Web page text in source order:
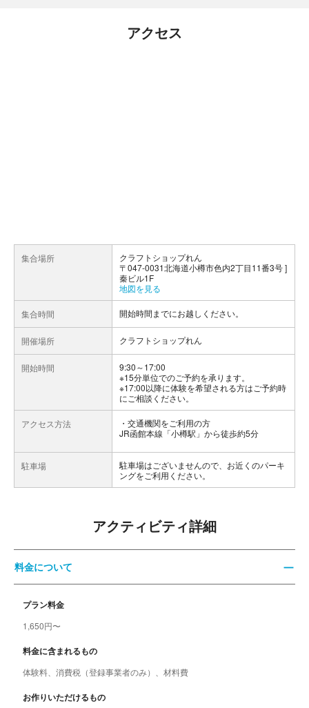
アクセス
集合場所
クラフトショップれん
〒047-0031北海道小樽市色内2丁目11番3号 ]
秦ビル1F
地図を見る
集合時間 開始時間までにお越しください。
開催場所 クラフトショップれん
開始時間
9:30～17:00
※15分単位でのご予約を承ります。
※17:00以降に体験を希望される方はご予約時
にご相談ください。
アクセス方法
交通機関をご利用の方
JR函館本線「小樽駅」から徒歩約5分
駐車場
駐車場はございませんので、お近くのパーキ
ングをご利用ください。
アクティビティ詳細
料金について
プラン料金
1,650円〜
料金に含まれるもの
体験料、消費税（登録事業者のみ）、材料費
お作りいただけるもの